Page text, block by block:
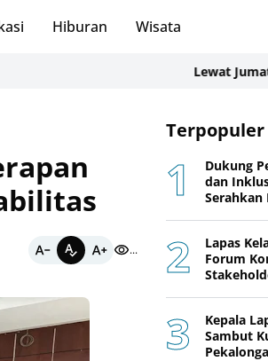
Hiburan Wisata
Lewat Jumat
...
Terpopuler
Dukung
dan
Serahkan
Lapas
Forum
Kepala
Sambut